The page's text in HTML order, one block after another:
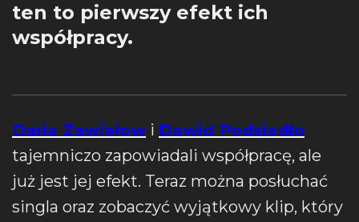
ten to pierwszy efekt ich
współpracy.
Daria Zawiałow i Dawid Podsiadło
tajemniczo zapowiadali współpracę, ale
już jest jej efekt. Teraz można posłuchać
singla oraz zobaczyć wyjątkowy klip, który